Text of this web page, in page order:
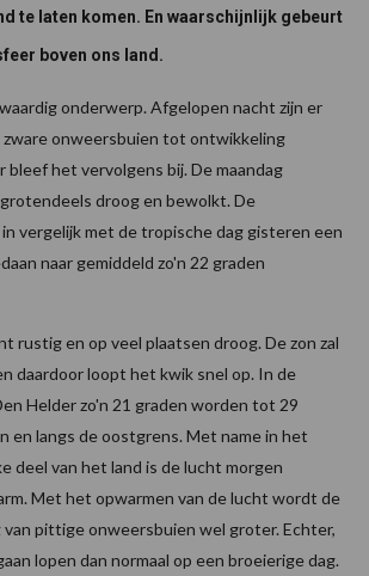
te laten komen. En waarschijnlijk gebeurt
boven ons land.
onderwerp. Afgelopen nacht zijn er
zware onweersbuien tot ontwikkeling
bleef het vervolgens bij. De maandag
droog en bewolkt. De
vergelijk met de tropische dag gisteren een
naar gemiddeld zo'n 22 graden
rustig en op veel plaatsen droog. De zon zal
daardoor loopt het kwik snel op. In de
Helder zo'n 21 graden worden tot 29
en langs de oostgrens. Met name in het
deel van het land is de lucht morgen
Met het opwarmen van de lucht wordt de
van pittige onweersbuien wel groter. Echter,
lopen dan normaal op een broeierige dag.